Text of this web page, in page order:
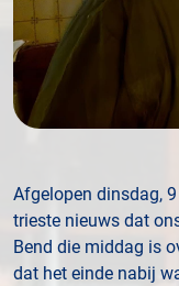
Afgelopen dinsdag,
trieste nieuws dat
Bend die middag is
dat het einde nabij